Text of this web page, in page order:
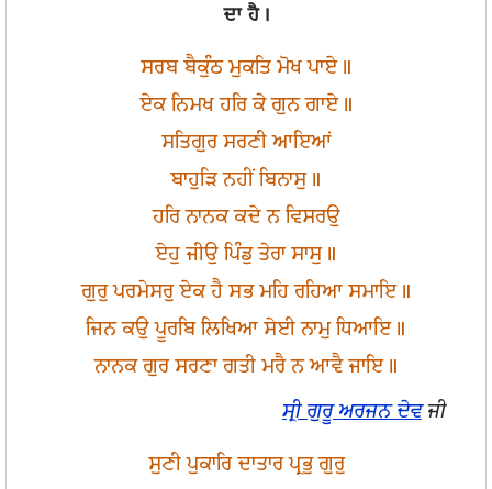
ਦਾ ਹੈ।
ਸਰਬ ਬੈਕੁੰਠ ਮੁਕਤਿ ਮੋਖ ਪਾਏ॥
ਏਕ ਨਿਮਖ ਹਰਿ ਕੇ ਗੁਨ ਗਾਏ॥
ਸਤਿਗੁਰ ਸਰਣੀ ਆਇਆਂ
ਬਾਹੁੜਿ ਨਹੀਂ ਬਿਨਾਸੁ॥
ਹਰਿ ਨਾਨਕ ਕਦੇ ਨ ਵਿਸਰਉ
ਏਹੁ ਜੀਉ ਪਿੰਡੁ ਤੇਰਾ ਸਾਸੁ॥
ਗੁਰੁ ਪਰਮੇਸਰੁ ਏਕ ਹੈ ਸਭ ਮਹਿ ਰਹਿਆ ਸਮਾਇ॥
ਜਿਨ ਕਉ ਪੂਰਬਿ ਲਿਖਿਆ ਸੇਈ ਨਾਮੁ ਧਿਆਇ॥
ਨਾਨਕ ਗੁਰ ਸਰਣਾ ਗਤੀ ਮਰੈ ਨ ਆਵੈ ਜਾਇ॥
ਸ੍ਰੀ ਗੁਰੂ ਅਰਜਨ ਦੇਵਜੀ
ਸੁਣੀ ਪੁਕਾਰਿ ਦਾਤਾਰ ਪ੍ਰਭੁ ਗੁਰੁ